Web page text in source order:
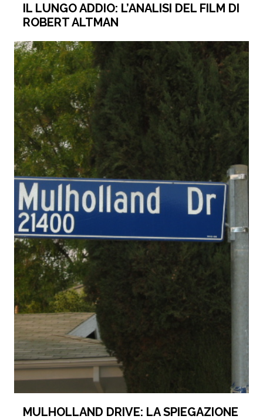
IL LUNGO ADDIO: L’ANALISI DEL FILM DI
ROBERT ALTMAN
MULHOLLAND DRIVE: LA SPIEGAZIONE